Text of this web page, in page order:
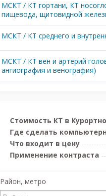
МСКТ / КТ гортани, КТ
пищевода, щитовидной
МСКТ / КТ среднего и
МСКТ / КТ вен и артерий
ангиография и венография)
Стоимость КТ в
Где сделать
Что входит в цену
Применение контраста
Район, метро